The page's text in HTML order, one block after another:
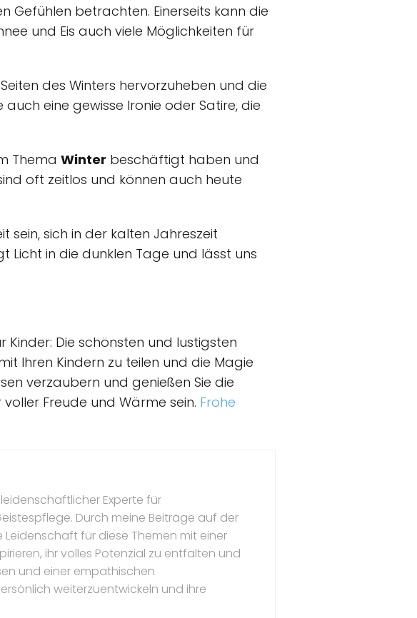
Gefühlen betrachten. Einerseits kann die
und Eis auch viele Möglichkeiten für
des Winters hervorzuheben und die
eine gewisse Ironie oder Satire, die
Thema Winter beschäftigt haben und
oft zeitlos und können auch heute
sein, sich in der kalten Jahreszeit
Licht in die dunklen Tage und lässt uns
Kinder: Die schönsten und lustigsten
Ihren Kindern zu teilen und die Magie
verzaubern und genießen Sie die
Freude und Wärme sein. Frohe
Experte für
Durch meine Beiträge auf der
für diese Themen mit einer
ihr volles Potenzial zu entfalten und
und einer empathischen
weiterzuentwickeln und ihre